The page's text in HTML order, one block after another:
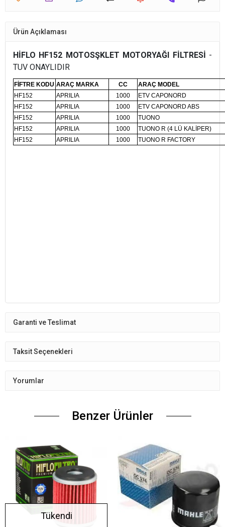
Ürün Açıklaması
HİFLO HF152 MOTOSŞKLET MOTORYAĞI FİLTRESİ -
TUV ONAYLIDIR
FİFTRE KODU ARAÇ MARKA CC
ARAÇ MODEL
HF152
APRILIA 1000
ETV CAPONORD
HF152
APRILIA 1000
ETV CAPONORD ABS
HF152
APRILIA 1000
TUONO
HF152
APRILIA 1000
TUONO R (4 LÜ KALİPER)
HF152
APRILIA 1000 TUONO R FACTORY
Garanti ve Teslimat
Taksit Seçenekleri
Yorumlar
Benzer Ürünler
Tükendi